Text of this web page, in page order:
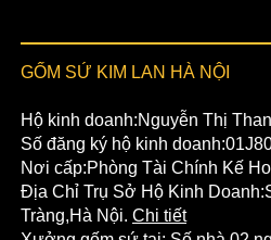
GỐM SỨ KIM LAN HÀ NỘI
Hộ kinh doanh:Nguyễn Thị
Số đăng ký hộ kinh
Nơi cấp:Phòng Tài Chính Kế
Địa Chỉ Trụ Sở Hộ Kinh
Tràng,Hà Nội. Chi tiết